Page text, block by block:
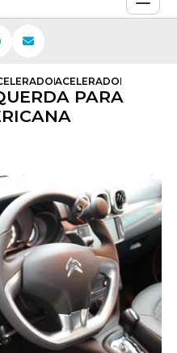
A ESQUERDAA ESQUERDA
ACELERADOR A
PARA